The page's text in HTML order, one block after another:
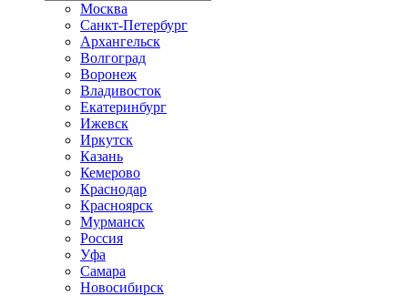
Москва
Санкт-Петербург
Архангельск
Волгоград
Воронеж
Владивосток
Екатеринбург
Ижевск
Иркутск
Казань
Кемерово
Краснодар
Красноярск
Мурманск
Россия
Уфа
Самара
Новосибирск